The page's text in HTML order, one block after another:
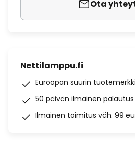
Ota
Nettilamppu.fi
Euroopan suurin
50 päivän ilmainen palautus
Ilmainen toimitus väh. 99